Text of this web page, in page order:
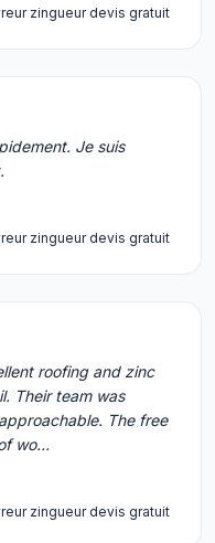
zingueur devis gratuit
Je suis
zingueur devis gratuit
roofing and zinc
Their team was
The free
wo…
zingueur devis gratuit